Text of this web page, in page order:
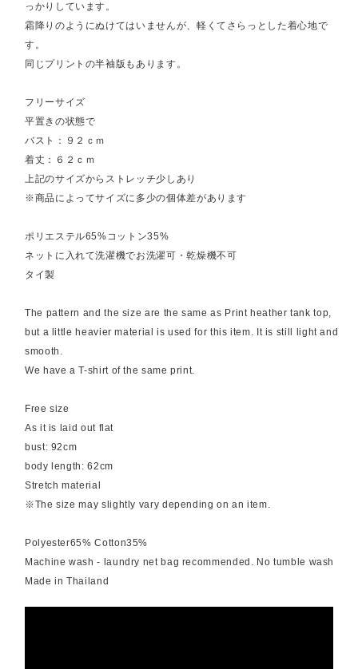
っかりしています。
霜降りのようにぬけてはいませんが、軽くてさらっとした着心地で
す。
同じプリントの半袖版もあります。
フリーサイズ
平置きの状態で
バスト：９２ｃｍ
着丈：６２ｃｍ
上記のサイズからストレッチ少しあり
※商品によってサイズに多少の個体差があります
ポリエステル65%コットン35%
ネットに入れて洗濯機でお洗濯可・乾燥機不可
タイ製
The pattern and the size are the same as Print heather tank top,
but a little heavier material is used for this item. It is still light and
smooth.
We have a T-shirt of the same print.
Free size
As it is laid out flat
bust: 92cm
body length: 62cm
Stretch material
※The size may slightly vary depending on an item.
Polyester65% Cotton35%
Machine wash - laundry net bag recommended. No tumble wash
Made in Thailand